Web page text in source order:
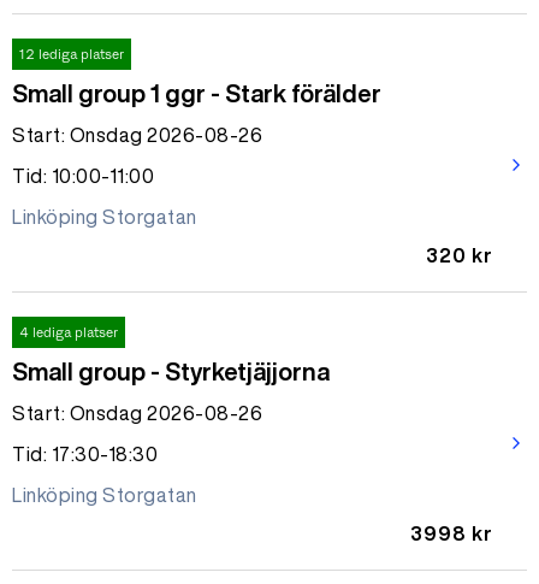
12 lediga platser
Small group 1 ggr - Stark förälder
Start: Onsdag 2026-08-26
Tid: 10:00-11:00
Linköping Storgatan
320 kr
arrow_forward_ios
4 lediga platser
Small group - Styrketjäjjorna
Start: Onsdag 2026-08-26
Tid: 17:30-18:30
Linköping Storgatan
3998 kr
arrow_forward_ios